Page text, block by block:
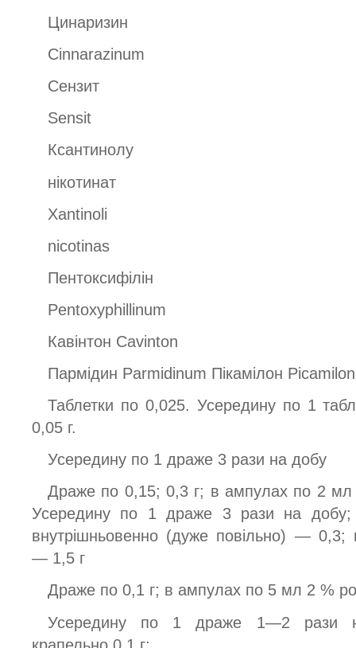
Цинаризин
Cinnarazinum
Сензит
Sensit
Ксантинолу
нікотинат
Xantinoli
nicotinas
Пентоксифілін
Pentoxyphillinum
Кавінтон Cavinton
Пармідин Parmidinum Пікамілон
Таблетки по 0,025. Усередину по 1
0,05 г.
Усередину по 1 драже 3 рази на добу
Драже по 0,15; 0,3 г; в ампулах по 2 мл
Усередину по 1 драже 3 рази на добу;
внутрішньовенно (дуже повільно) — 0,3;
— 1,5 г
Драже по 0,1 г; в ампулах по 5 мл 2 %
Усередину по 1 драже 1—2 рази
крапельно 0,1 г;